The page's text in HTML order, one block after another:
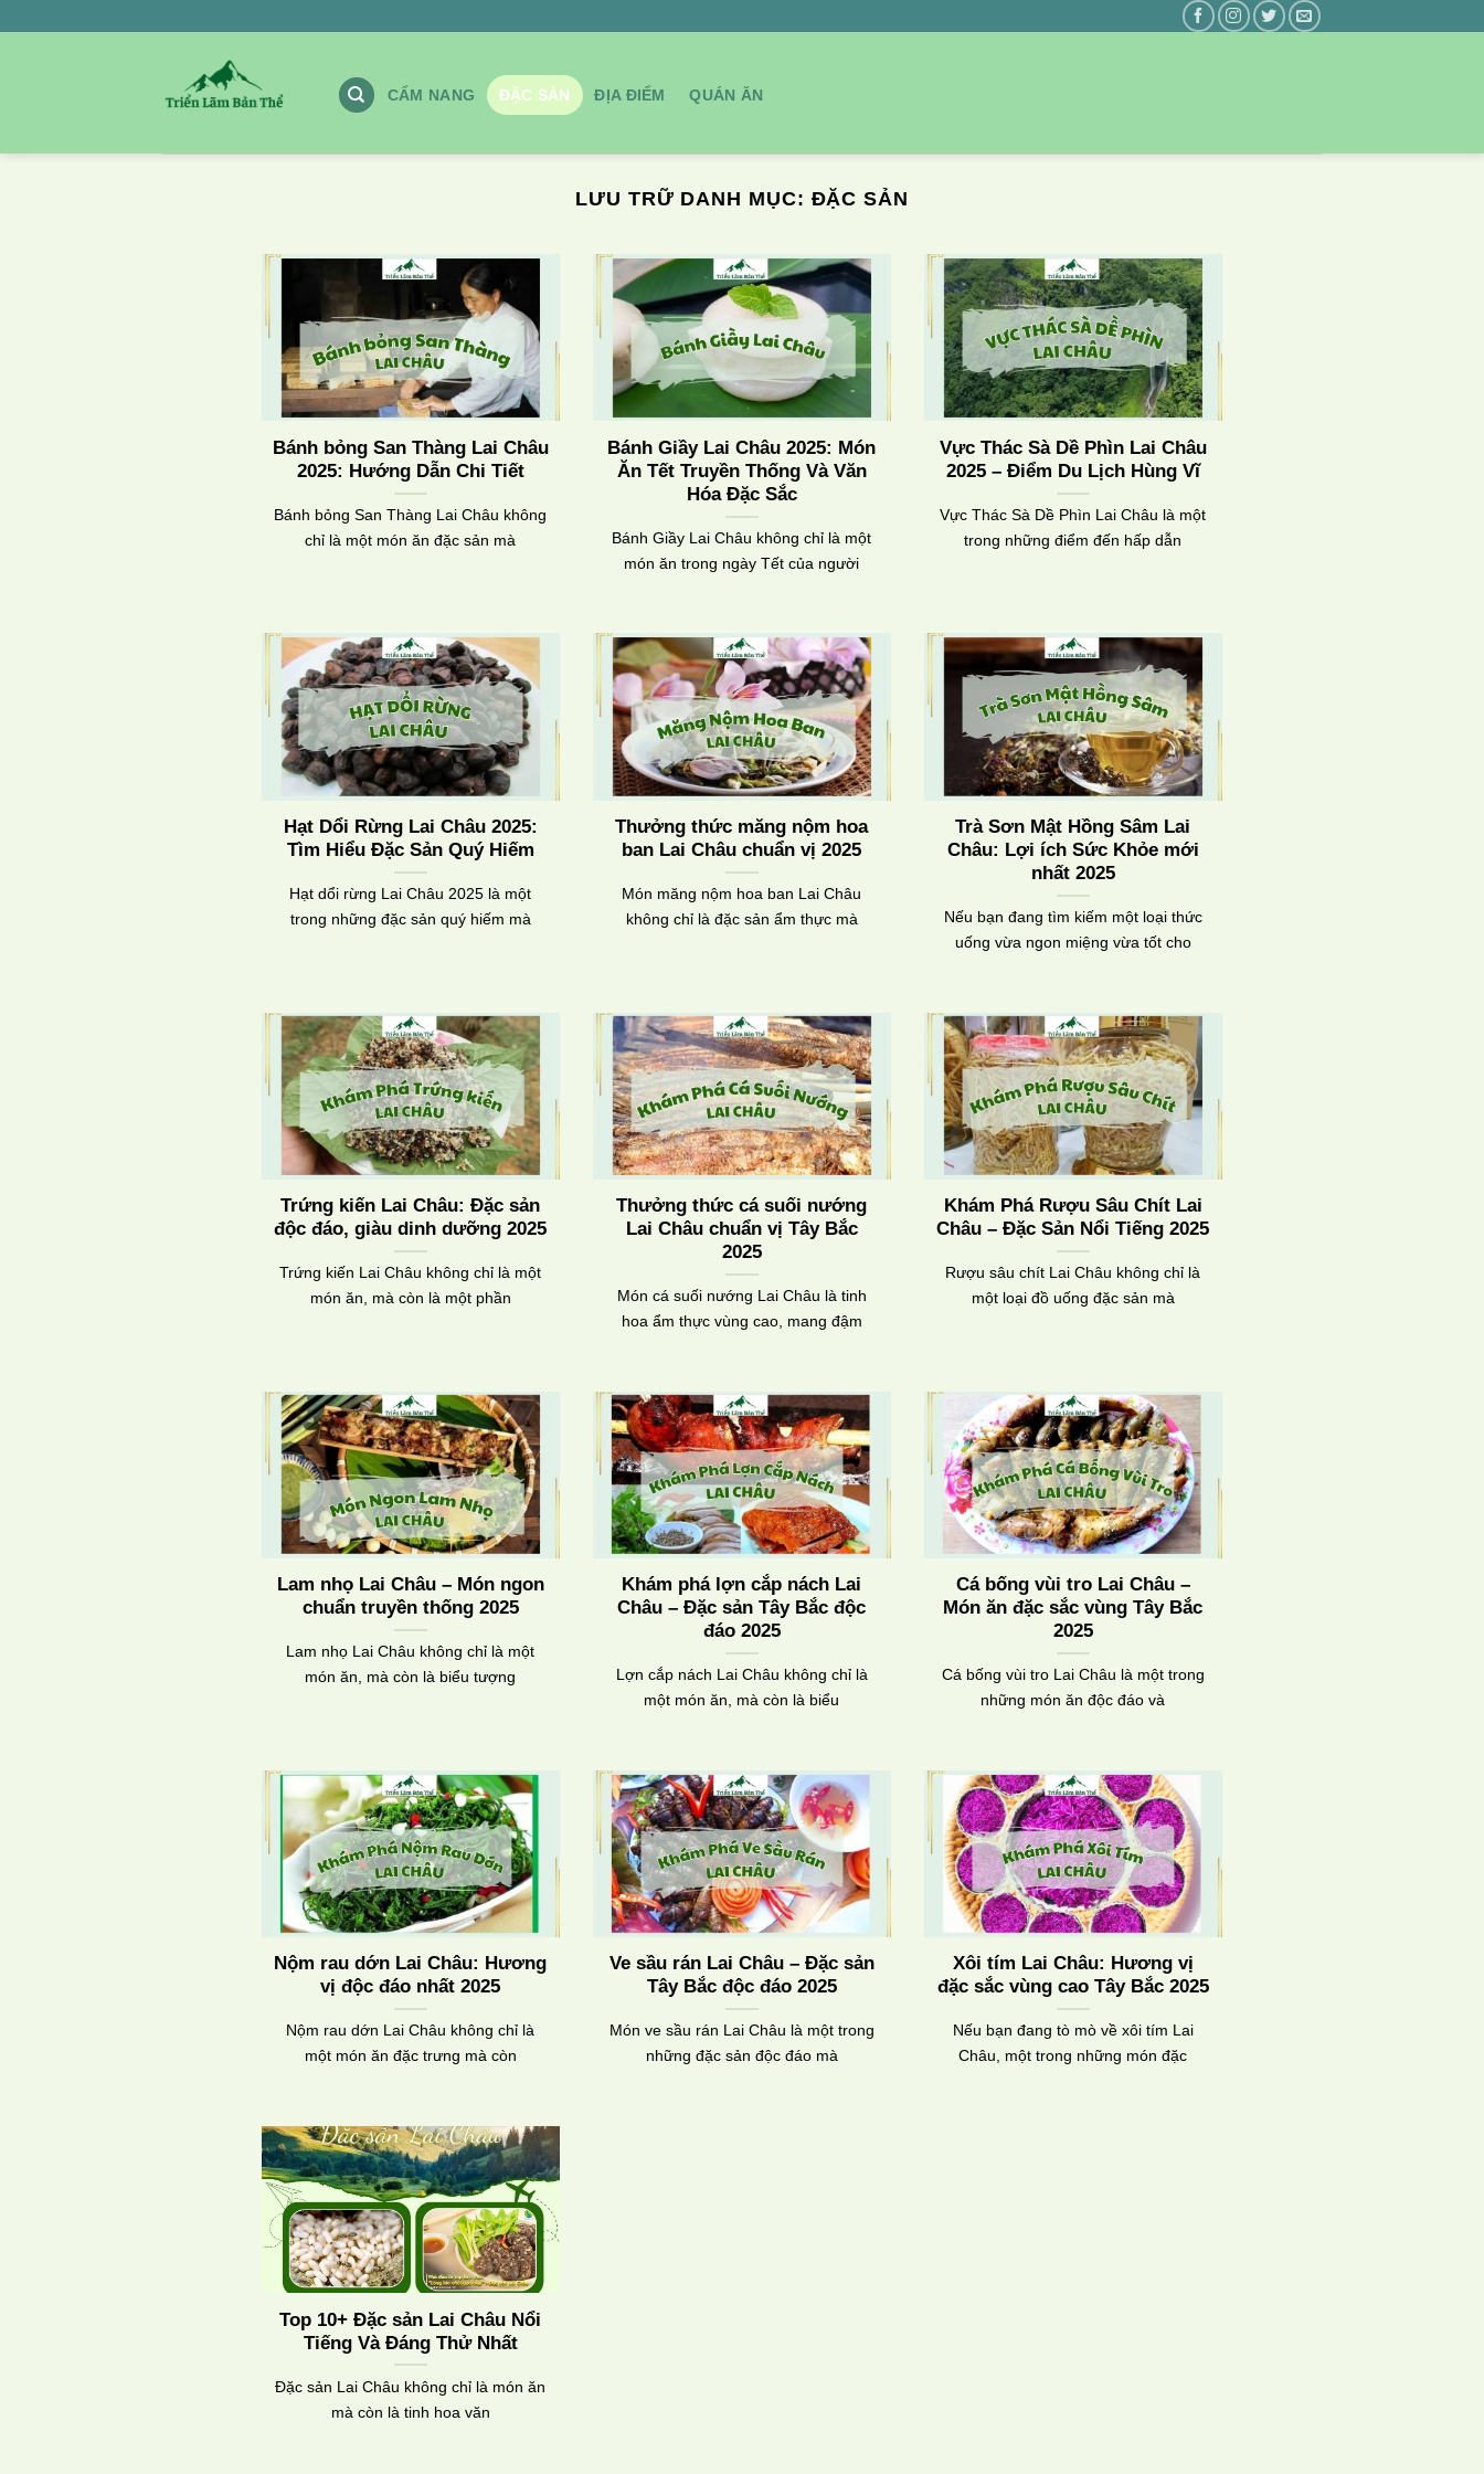
CẨM NANG ĐẶC SẢN ĐỊA ĐIỂM QUÁN ĂN
LƯU TRỮ DANH MỤC: ĐẶC SẢN
Bánh bỏng San Thàng Lai Châu
2025: Hướng Dẫn Chi Tiết
Bánh bỏng San Thàng Lai Châu không
chỉ là một món ăn đặc sản mà
Bánh Giầy Lai Châu 2025: Món
Ăn Tết Truyền Thống Và Văn
Hóa Đặc Sắc
Bánh Giầy Lai Châu không chỉ là một
món ăn trong ngày Tết của người
Vực Thác Sà Dề Phìn Lai Châu
2025 – Điểm Du Lịch Hùng Vĩ
Vực Thác Sà Dề Phìn Lai Châu là một
trong những điểm đến hấp dẫn
Hạt Dổi Rừng Lai Châu 2025:
Tìm Hiểu Đặc Sản Quý Hiếm
Hạt dổi rừng Lai Châu 2025 là một
trong những đặc sản quý hiếm mà
Thưởng thức măng nộm hoa
ban Lai Châu chuẩn vị 2025
Món măng nộm hoa ban Lai Châu
không chỉ là đặc sản ẩm thực mà
Trà Sơn Mật Hồng Sâm Lai
Châu: Lợi ích Sức Khỏe mới
nhất 2025
Nếu bạn đang tìm kiếm một loại thức
uống vừa ngon miệng vừa tốt cho
Trứng kiến Lai Châu: Đặc sản
độc đáo, giàu dinh dưỡng 2025
Trứng kiến Lai Châu không chỉ là một
món ăn, mà còn là một phần
Thưởng thức cá suối nướng
Lai Châu chuẩn vị Tây Bắc
2025
Món cá suối nướng Lai Châu là tinh
hoa ẩm thực vùng cao, mang đậm
Khám Phá Rượu Sâu Chít Lai
Châu – Đặc Sản Nổi Tiếng 2025
Rượu sâu chít Lai Châu không chỉ là
một loại đồ uống đặc sản mà
Lam nhọ Lai Châu – Món ngon
chuẩn truyền thống 2025
Lam nhọ Lai Châu không chỉ là một
món ăn, mà còn là biểu tượng
Khám phá lợn cắp nách Lai
Châu – Đặc sản Tây Bắc độc
đáo 2025
Lợn cắp nách Lai Châu không chỉ là
một món ăn, mà còn là biểu
Cá bống vùi tro Lai Châu –
Món ăn đặc sắc vùng Tây Bắc
2025
Cá bống vùi tro Lai Châu là một trong
những món ăn độc đáo và
Nộm rau dớn Lai Châu: Hương
vị độc đáo nhất 2025
Nộm rau dớn Lai Châu không chỉ là
một món ăn đặc trưng mà còn
Ve sầu rán Lai Châu – Đặc sản
Tây Bắc độc đáo 2025
Món ve sầu rán Lai Châu là một trong
những đặc sản độc đáo mà
Xôi tím Lai Châu: Hương vị
đặc sắc vùng cao Tây Bắc 2025
Nếu bạn đang tò mò về xôi tím Lai
Châu, một trong những món đặc
Top 10+ Đặc sản Lai Châu Nổi
Tiếng Và Đáng Thử Nhất
Đặc sản Lai Châu không chỉ là món ăn
mà còn là tinh hoa văn